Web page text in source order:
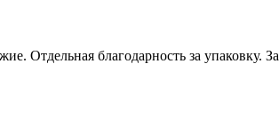
Отдельная благодарность за упаковку.